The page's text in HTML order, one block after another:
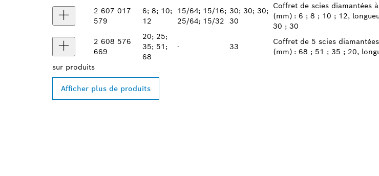
2 607 017
579
6; 8; 10;
12
15/64; 15/16;
25/64; 15/32
30; 30; 30;
30
Coffret de scies diamantées
(mm) : 6 ; 8 ; 10 ; 12,
30 ; 30
2 608 576
669
20; 25;
35; 51;
68
- 33
Coffret de 5 scies
(mm) : 68 ; 51 ; 35 ; 20,
sur produits
Afficher plus de produits